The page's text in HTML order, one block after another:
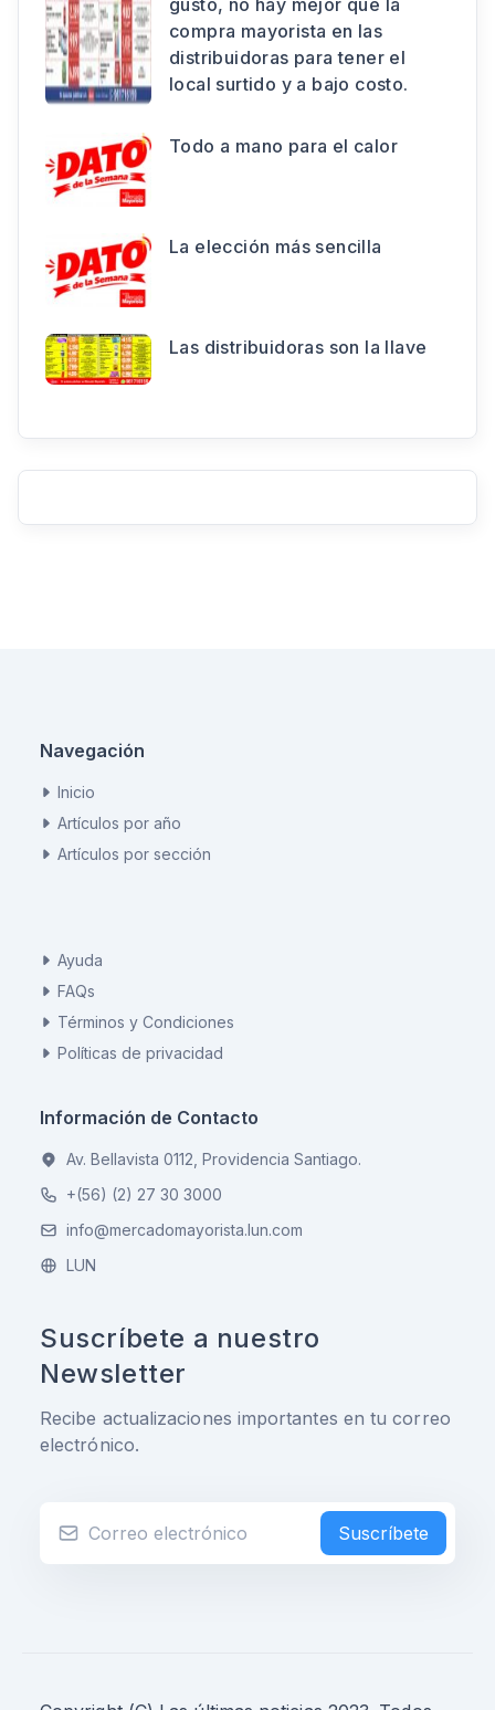
compra mayorista en las
distribuidoras para tener el
local surtido y a bajo costo.
Todo a mano para el calor
La elección más sencilla
Las distribuidoras son la llave
Navegación
Inicio
Artículos por año
Artículos por sección
Ayuda
FAQs
Términos y Condiciones
Políticas de privacidad
Información de Contacto
Av. Bellavista 0112, Providencia Santiago.
+(56) (2) 27 30 3000
info@mercadomayorista.lun.com
LUN
Suscríbete a nuestro
Newsletter
Recibe actualizaciones importantes en tu correo
electrónico.
Suscríbete